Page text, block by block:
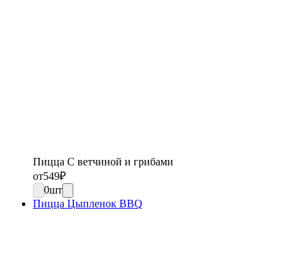
Пицца С ветчиной и грибами
от549₽
0шт
Пицца Цыпленок BBQ